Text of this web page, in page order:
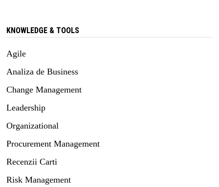
KNOWLEDGE & TOOLS
Agile
Analiza de Business
Change Management
Leadership
Organizational
Procurement Management
Recenzii Carti
Risk Management